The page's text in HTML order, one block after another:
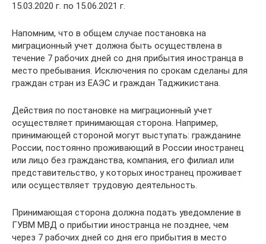
15.03.2020 г. по 15.06.2021 г.
Напомним, что в общем случае постановка на
миграционный учет должна быть осуществлена в
течение 7 рабочих дней со дня прибытия иностранца в
место пребывания. Исключения по срокам сделаны для
граждан стран из ЕАЭС и граждан Таджикистана.
Действия по постановке на миграционный учет
осуществляет принимающая сторона. Например,
принимающей стороной могут выступать: гражданине
России, постоянно проживающий в России иностранец
или лицо без гражданства, компания, его филиал или
представительство, у которых иностранец проживает
или осуществляет трудовую деятельность.
Принимающая сторона должна подать уведомление в
ГУВМ МВД о прибытии иностранца не позднее, чем
через 7 рабочих дней со дня его прибытия в место